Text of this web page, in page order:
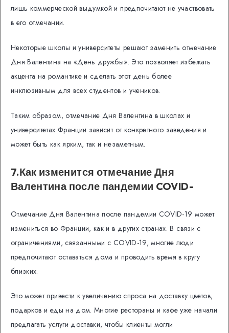
лишь коммерческой выдумкой и предпочитают не участвовать
в его отмечании.
Некоторые школы и университеты решают заменить отмечание
Дня Валентина на «День дружбы». Это позволяет избежать
акцента на романтике и сделать этот день более
инклюзивным для всех студентов и учеников.
Таким образом, отмечание Дня Валентина в школах и
университетах Франции зависит от конкретного заведения и
может быть как ярким, так и незаметным.
7.Как изменится отмечание Дня
Валентина после пандемии COVID-
Отмечание Дня Валентина после пандемии COVID-19 может
измениться во Франции, как и в других странах. В связи с
ограничениями, связанными с COVID-19, многие люди
предпочитают оставаться дома и проводить время в кругу
близких.
Это может привести к увеличению спроса на доставку цветов,
подарков и еды на дом. Многие рестораны и кафе уже начали
предлагать услуги доставки, чтобы клиенты могли